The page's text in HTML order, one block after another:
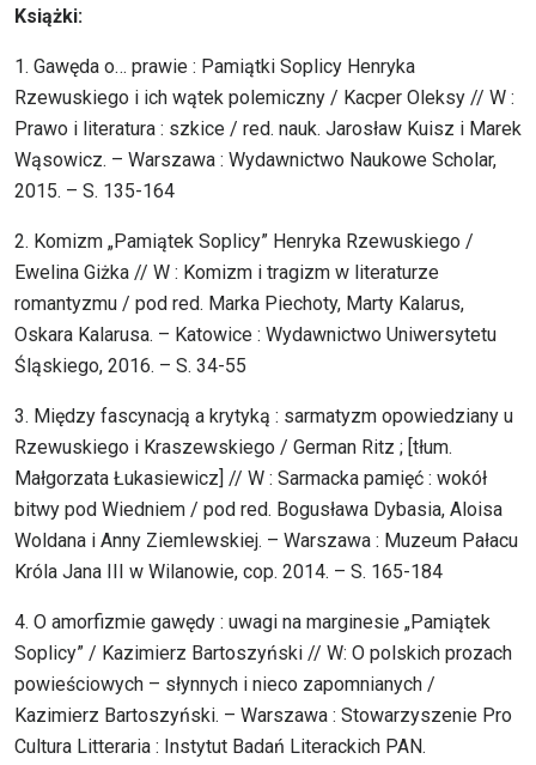
Książki:
1. Gawęda o… prawie : Pamiątki Soplicy Henryka
Rzewuskiego i ich wątek polemiczny / Kacper Oleksy // W :
Prawo i literatura : szkice / red. nauk. Jarosław Kuisz i Marek
Wąsowicz. – Warszawa : Wydawnictwo Naukowe Scholar,
2015. – S. 135-164
2. Komizm „Pamiątek Soplicy” Henryka Rzewuskiego /
Ewelina Giżka // W : Komizm i tragizm w literaturze
romantyzmu / pod red. Marka Piechoty, Marty Kalarus,
Oskara Kalarusa. – Katowice : Wydawnictwo Uniwersytetu
Śląskiego, 2016. – S. 34-55
3. Między fascynacją a krytyką : sarmatyzm opowiedziany u
Rzewuskiego i Kraszewskiego / German Ritz ; [tłum.
Małgorzata Łukasiewicz] // W : Sarmacka pamięć : wokół
bitwy pod Wiedniem / pod red. Bogusława Dybasia, Aloisa
Woldana i Anny Ziemlewskiej. – Warszawa : Muzeum Pałacu
Króla Jana III w Wilanowie, cop. 2014. – S. 165-184
4. O amorfizmie gawędy : uwagi na marginesie „Pamiątek
Soplicy” / Kazimierz Bartoszyński // W: O polskich prozach
powieściowych – słynnych i nieco zapomnianych /
Kazimierz Bartoszyński. – Warszawa : Stowarzyszenie Pro
Cultura Litteraria : Instytut Badań Literackich PAN.